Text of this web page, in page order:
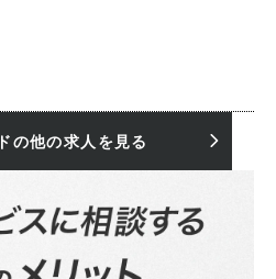
の他の求人を見る